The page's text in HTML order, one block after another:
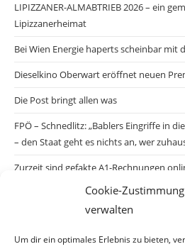
Cookie-Zustimmung
verwalten
Um dir ein optimales Erlebnis zu bieten,
LIPIZZANER-ALMABTRIEB 2026 – ein
Lipizzanerheimat
Bei Wien Energie haperts scheinbar mit
Dieselkino Oberwart eröffnet neuen
Die Post bringt allen was
FPÖ – Schnedlitz: „Bablers Eingriffe in
– den Staat geht es nichts an, wer
Zurzeit sind gefakte A1-Rechnungen
Salzburgs Juden und ihre Sicherheit:
die Gefahr endlich konkret!“
Biologisches Wunder in Ceuta